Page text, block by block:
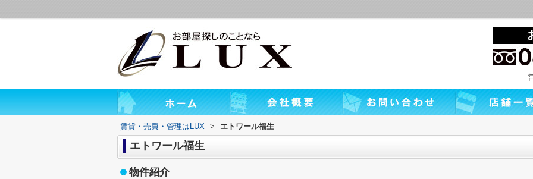
賃貸・売買・管理はLUX > エトワール福生
エトワール福生
物件紹介